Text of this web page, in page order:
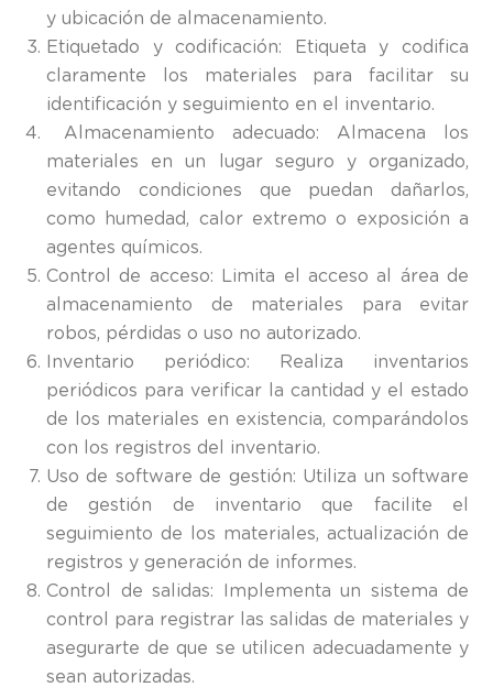
y ubicación de almacenamiento.
Etiquetado y codificación: Etiqueta y codifica
claramente los materiales para facilitar su
identificación y seguimiento en el inventario.
Almacenamiento adecuado: Almacena los
materiales en un lugar seguro y organizado,
evitando condiciones que puedan dañarlos,
como humedad, calor extremo o exposición a
agentes químicos.
Control de acceso: Limita el acceso al área de
almacenamiento de materiales para evitar
robos, pérdidas o uso no autorizado.
Inventario periódico: Realiza inventarios
periódicos para verificar la cantidad y el estado
de los materiales en existencia, comparándolos
con los registros del inventario.
Uso de software de gestión: Utiliza un software
de gestión de inventario que facilite el
seguimiento de los materiales, actualización de
registros y generación de informes.
Control de salidas: Implementa un sistema de
control para registrar las salidas de materiales y
asegurarte de que se utilicen adecuadamente y
sean autorizadas.